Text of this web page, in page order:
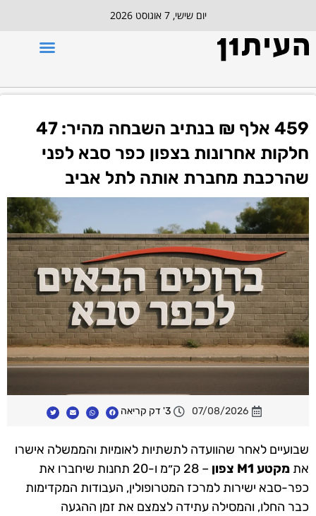
יום שישי, 7 אוגוסט 2026
459 אלף ₪ בנתיב השבחה מהיר: 47
חלקות אחרונות בצפון כפר סבא לפני
שהרכבת מחברת אותה לתל אביב
07/08/2026 3' דק קריאה
שבועיים לאחר שהוועדה לתשתיות לאומיות והממשלה אישרו
את מקטע M1 צפון
– 28 ק״מ ו-20 תחנות שיחברו את
כפר-סבא ישירות למרכז המטרופולין, העבודות המקדימות
כבר החלו, והמסילה עתידה לצמצם את זמן ההגעה